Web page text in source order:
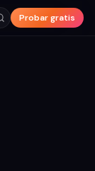
Probar gratis